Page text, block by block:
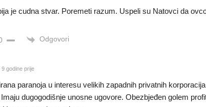
je cudna stvar. Poremeti razum. Uspeli su Natovci da
Odgovori
9 godine prije
paranoja u interesu velikih zapadnih privatnih
dugogodišnje unosne ugovore. Obezbjeđen golem